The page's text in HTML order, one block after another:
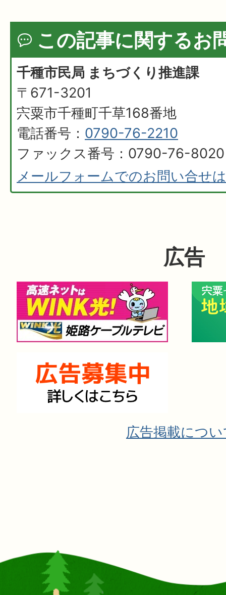
この記事に関するお
千種市民局 まちづくり推進課
〒671-3201
宍粟市千種町千草168番地
電話番号： 0790-76-2210
ファックス番号：0790-76-8020
メールフォームでのお問い合せ
広告
広告掲載につ